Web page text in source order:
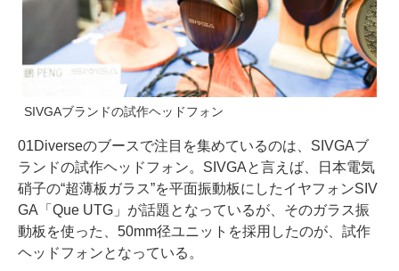
SIVGAブランドの試作ヘッドフォン
01Diverseのブースで注目を集めているのは、SIVGAブ
ランドの試作ヘッドフォン。SIVGAと言えば、日本電気
硝子の“超薄板ガラス”を平面振動板にしたイヤフォンSIV
GA「Que UTG」が話題となっているが、そのガラス振
動板を使った、50mm径ユニットを採用したのが、試作
ヘッドフォンとなっている。